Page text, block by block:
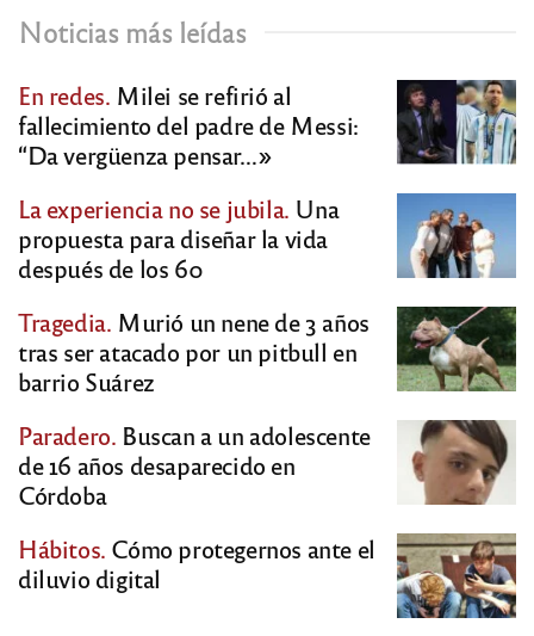
Noticias más leídas
En redes. Milei se refirió al
fallecimiento del padre de Messi:
“Da vergüenza pensar…»
La experiencia no se jubila. Una
propuesta para diseñar la vida
después de los 60
Tragedia. Murió un nene de 3 años
tras ser atacado por un pitbull en
barrio Suárez
Paradero. Buscan a un adolescente
de 16 años desaparecido en
Córdoba
Hábitos. Cómo protegernos ante el
diluvio digital